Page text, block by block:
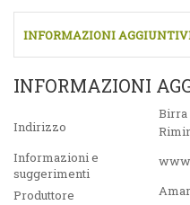
INFORMAZIONI
INFORMAZIONI
Indirizzo
Birra
Informazioni e
suggerimenti
Produttore